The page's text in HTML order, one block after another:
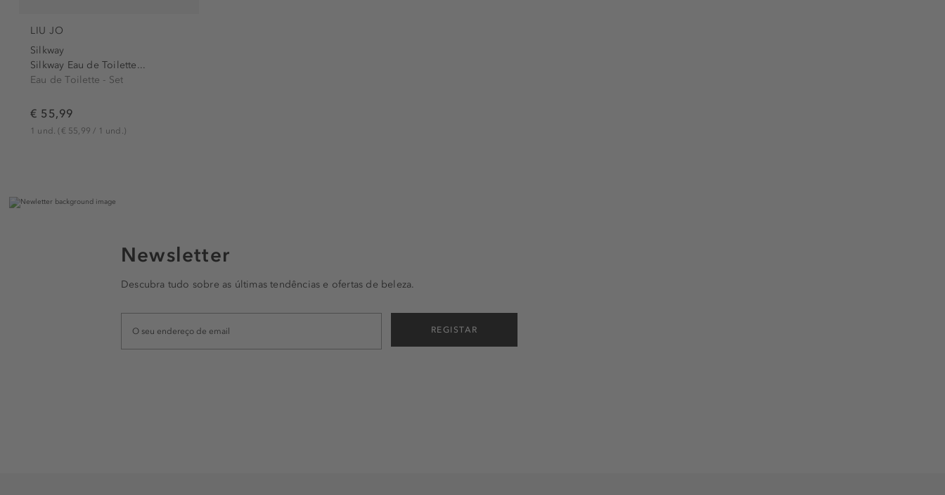
LIU JO
Silkway
Silkway Eau de Toilette...
Eau de Toilette - Set
€ 55,99
1 und.(€ 55,99 / 1 und.)
Newsletter
Descubra tudo sobre as últimas tendências e ofertas de beleza.
REGISTAR